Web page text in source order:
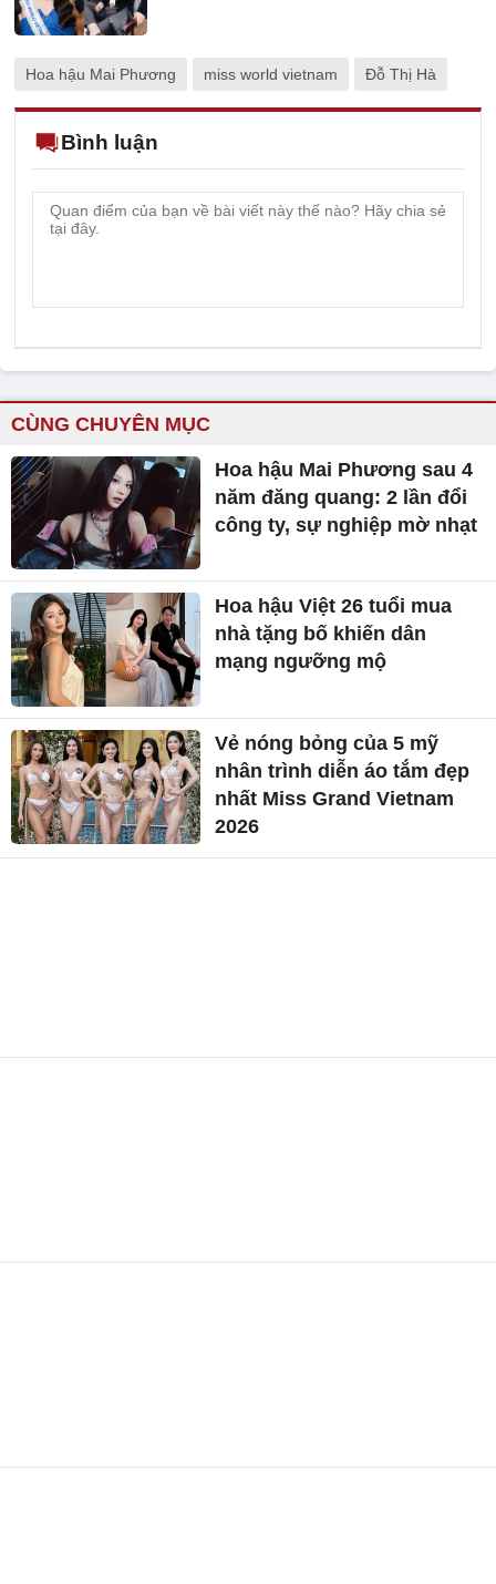
Hoa hậu Mai Phương miss world vietnam Đỗ Thị Hà
Bình luận
CÙNG CHUYÊN MỤC
Hoa hậu Mai Phương sau 4
năm đăng quang: 2 lần đổi
công ty, sự nghiệp mờ nhạt
Hoa hậu Việt 26 tuổi mua
nhà tặng bố khiến dân
mạng ngưỡng mộ
Vẻ nóng bỏng của 5 mỹ
nhân trình diễn áo tắm đẹp
nhất Miss Grand Vietnam
2026